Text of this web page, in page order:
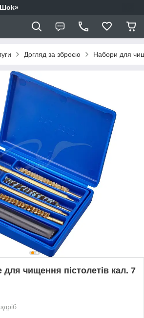
Догляд за зброєю Набори для
для чищення пістолетів кал. 7